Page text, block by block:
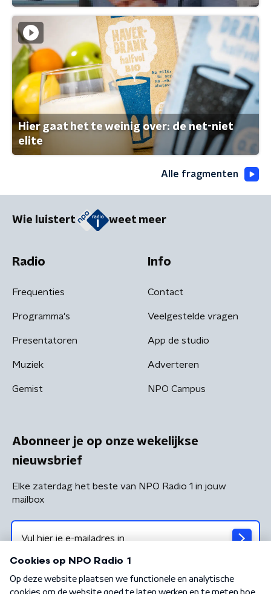
Hier gaat het te weinig over: de net-niet
elite
Alle fragmenten
Wie luistert weet meer
Radio
Frequenties
Programma's
Presentatoren
Muziek
Gemist
Info
Contact
Veelgestelde vragen
App de studio
Adverteren
NPO Campus
Abonneer je op onze wekelijkse
nieuwsbrief
Elke zaterdag het beste van NPO Radio 1 in jouw
mailbox